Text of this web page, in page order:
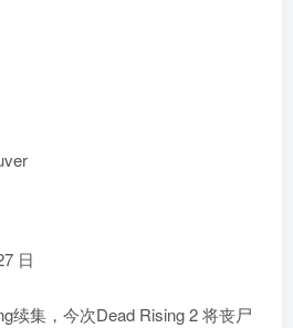
日
续集，今次Dead Rising 2 将丧尸